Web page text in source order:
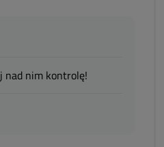
nad nim kontrolę!